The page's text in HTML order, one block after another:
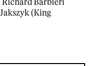
(King